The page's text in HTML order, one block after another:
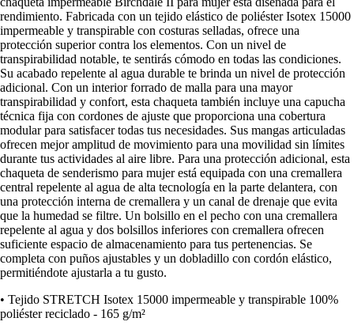
rendimiento. Fabricada con un tejido elástico de poliéster Isotex 15000
impermeable y transpirable con costuras selladas, ofrece una
protección superior contra los elementos. Con un nivel de
transpirabilidad notable, te sentirás cómodo en todas las condiciones.
Su acabado repelente al agua durable te brinda un nivel de protección
adicional. Con un interior forrado de malla para una mayor
transpirabilidad y confort, esta chaqueta también incluye una capucha
técnica fija con cordones de ajuste que proporciona una cobertura
modular para satisfacer todas tus necesidades. Sus mangas articuladas
ofrecen mejor amplitud de movimiento para una movilidad sin límites
durante tus actividades al aire libre. Para una protección adicional, esta
chaqueta de senderismo para mujer está equipada con una cremallera
central repelente al agua de alta tecnología en la parte delantera, con
una protección interna de cremallera y un canal de drenaje que evita
que la humedad se filtre. Un bolsillo en el pecho con una cremallera
repelente al agua y dos bolsillos inferiores con cremallera ofrecen
suficiente espacio de almacenamiento para tus pertenencias. Se
completa con puños ajustables y un dobladillo con cordón elástico,
permitiéndote ajustarla a tu gusto.
• Tejido STRETCH Isotex 15000 impermeable y transpirable 100%
poliéster reciclado - 165 g/m²